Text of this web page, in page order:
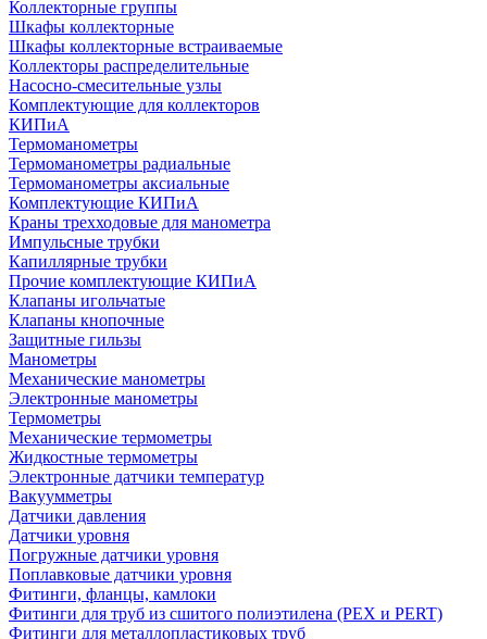
Коллекторные группы
Шкафы коллекторные
Шкафы коллекторные встраиваемые
Коллекторы распределительные
Насосно-смесительные узлы
Комплектующие для коллекторов
КИПиА
Термоманометры
Термоманометры радиальные
Термоманометры аксиальные
Комплектующие КИПиА
Краны трехходовые для манометра
Импульсные трубки
Капиллярные трубки
Прочие комплектующие КИПиА
Клапаны игольчатые
Клапаны кнопочные
Защитные гильзы
Манометры
Механические манометры
Электронные манометры
Термометры
Механические термометры
Жидкостные термометры
Электронные датчики температур
Вакуумметры
Датчики давления
Датчики уровня
Погружные датчики уровня
Поплавковые датчики уровня
Фитинги, фланцы, камлоки
Фитинги для труб из сшитого полиэтилена (PEX и PERT)
Фитинги для металлопластиковых труб